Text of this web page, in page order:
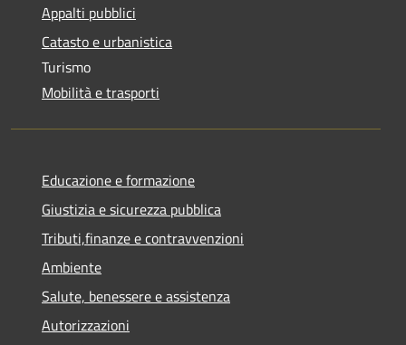
Appalti pubblici
Catasto e urbanistica
Turismo
Mobilità e trasporti
Educazione e formazione
Giustizia e sicurezza pubblica
Tributi,finanze e contravvenzioni
Ambiente
Salute, benessere e assistenza
Autorizzazioni